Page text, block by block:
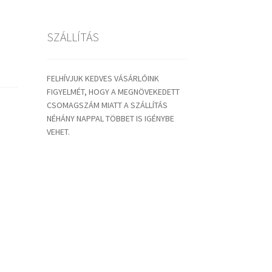
SZÁLLÍTÁS
FELHÍVJUK KEDVES VÁSÁRLÓINK
FIGYELMÉT, HOGY A MEGNÖVEKEDETT
CSOMAGSZÁM MIATT A SZÁLLÍTÁS
NÉHÁNY NAPPAL TÖBBET IS IGÉNYBE
VEHET.